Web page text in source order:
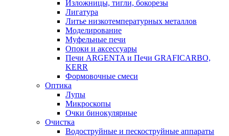
Изложницы, тигли, бокорезы
Лигатура
Литье низкотемпературных металлов
Моделирование
Муфельные печи
Опоки и аксессуары
Печи ARGENTA и Печи GRAFICARBO,
KERR
Формовочные смеси
Оптика
Лупы
Микроскопы
Очки бинокулярные
Очистка
Водоструйные и пескоструйные аппараты